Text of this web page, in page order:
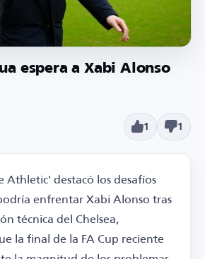
espera a Xabi Alonso
1 1
Athletic' destacó los desafíos
enfrentar Xabi Alonso tras
técnica del Chelsea,
la final de la FA Cup reciente